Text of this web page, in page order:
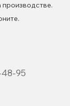
производстве.
95